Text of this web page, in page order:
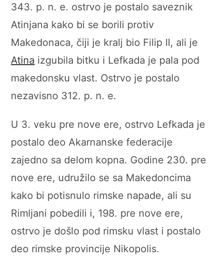
343. p. n. e. ostrvo je postalo saveznik
Atinjana kako bi se borili protiv
Makedonaca, čiji je kralj bio Filip II, ali je
Atina izgubila bitku i Lefkada je pala pod
makedonsku vlast. Ostrvo je postalo
nezavisno 312. p. n. e.
U 3. veku pre nove ere, ostrvo Lefkada je
postalo deo Akarnanske federacije
zajedno sa delom kopna. Godine 230. pre
nove ere, udružilo se sa Makedoncima
kako bi potisnulo rimske napade, ali su
Rimljani pobedili i, 198. pre nove ere,
ostrvo je došlo pod rimsku vlast i postalo
deo rimske provincije Nikopolis.